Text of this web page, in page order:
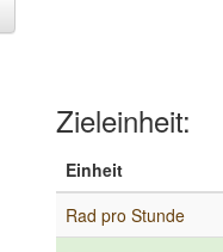
Zieleinheit:
Einheit
Rad pro Stunde